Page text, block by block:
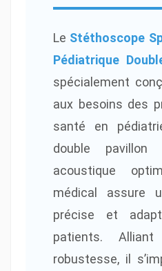
Le Stéthoscope
Pédiatrique
spécialement
aux besoins des
santé en
double
acoustique
médical assure
précise et
patients.
robustesse, il